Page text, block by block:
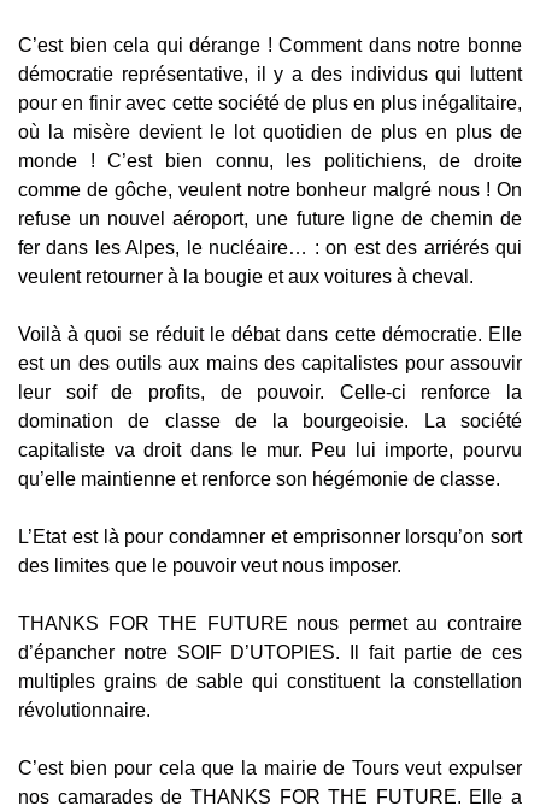
C’est bien cela qui dérange ! Comment dans notre bonne
démocratie représentative, il y a des individus qui luttent
pour en finir avec cette société de plus en plus inégalitaire,
où la misère devient le lot quotidien de plus en plus de
monde ! C’est bien connu, les politichiens, de droite
comme de gôche, veulent notre bonheur malgré nous ! On
refuse un nouvel aéroport, une future ligne de chemin de
fer dans les Alpes, le nucléaire… : on est des arriérés qui
veulent retourner à la bougie et aux voitures à cheval.
Voilà à quoi se réduit le débat dans cette démocratie. Elle
est un des outils aux mains des capitalistes pour assouvir
leur soif de profits, de pouvoir. Celle-ci renforce la
domination de classe de la bourgeoisie. La société
capitaliste va droit dans le mur. Peu lui importe, pourvu
qu’elle maintienne et renforce son hégémonie de classe.
L’Etat est là pour condamner et emprisonner lorsqu’on sort
des limites que le pouvoir veut nous imposer.
THANKS FOR THE FUTURE nous permet au contraire
d’épancher notre SOIF D’UTOPIES. Il fait partie de ces
multiples grains de sable qui constituent la constellation
révolutionnaire.
C’est bien pour cela que la mairie de Tours veut expulser
nos camarades de THANKS FOR THE FUTURE. Elle a